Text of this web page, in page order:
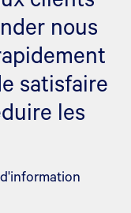
nous
satisfaire
les